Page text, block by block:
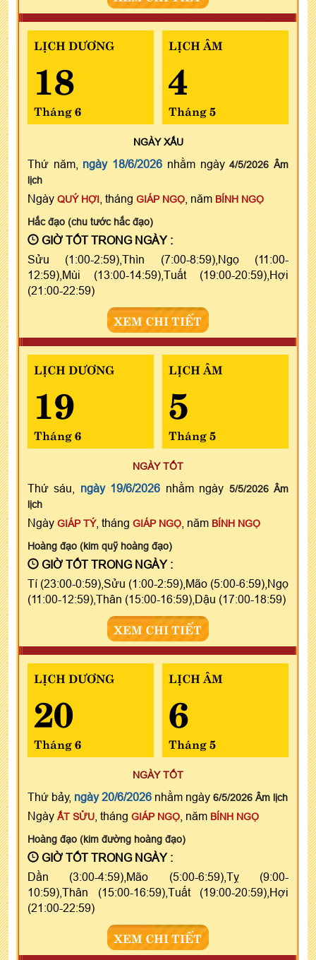
LỊCH DƯƠNG
18
Tháng 6
LỊCH ÂM
4
Tháng 5
NGÀYXẤU
Thứ năm, ngày 18/6/2026 nhằm ngày4/5/2026 Âm
lịch
Ngày QUÝ HỢI , tháng GIÁP NGỌ , năm BÍNH NGỌ
Hắc đạo (chu tước hắc đạo)
GIỜ TỐT TRONG NGÀY :
Sửu (1:00-2:59),Thìn (7:00-8:59),Ngọ (11:00-
12:59),Mùi (13:00-14:59),Tuất (19:00-20:59),Hợi
(21:00-22:59)
XEM CHI TIẾT
LỊCH DƯƠNG
19
Tháng 6
LỊCH ÂM
5
Tháng 5
NGÀY TỐT
Thứ sáu, ngày 19/6/2026 nhằm ngày 5/5/2026 Âm
lịch
Ngày GIÁP TÝ, tháng GIÁP NGỌ , năm BÍNH NGỌ
Hoàng đạo (kim quỹ hoàng đạo)
GIỜ TỐT TRONG NGÀY :
Tí (23:00-0:59),Sửu (1:00-2:59),Mão (5:00-6:59),Ngọ
(11:00-12:59),Thân (15:00-16:59),Dậu (17:00-18:59)
XEM CHI TIẾT
LỊCH DƯƠNG
20
Tháng 6
LỊCH ÂM
6
Tháng 5
NGÀY TỐT
Thứ bảy, ngày 20/6/2026 nhằm ngày 6/5/2026 Âm lịch
Ngày ẤT SỬU , tháng GIÁP NGỌ , năm BÍNH NGỌ
Hoàng đạo (kim đường hoàng đạo)
GIỜ TỐT TRONG NGÀY :
Dần (3:00-4:59),Mão (5:00-6:59),Tỵ (9:00-
10:59),Thân (15:00-16:59),Tuất (19:00-20:59),Hợi
(21:00-22:59)
XEM CHI TIẾT